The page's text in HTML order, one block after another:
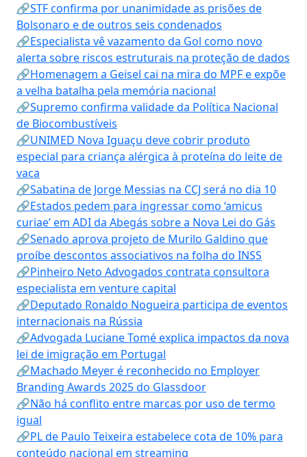
🔗STF confirma por unanimidade as prisões de
Bolsonaro e de outros seis condenados
🔗Especialista vê vazamento da Gol como novo
alerta sobre riscos estruturais na proteção de dados
🔗Homenagem a Geisel cai na mira do MPF e expõe
a velha batalha pela memória nacional
🔗Supremo confirma validade da Política Nacional
de Biocombustíveis
🔗UNIMED Nova Iguaçu deve cobrir produto
especial para criança alérgica à proteína do leite de
vaca
🔗Sabatina de Jorge Messias na CCJ será no dia 10
🔗Estados pedem para ingressar como ‘amicus
curiae’ em ADI da Abegás sobre a Nova Lei do Gás
🔗Senado aprova projeto de Murilo Galdino que
proíbe descontos associativos na folha do INSS
🔗Pinheiro Neto Advogados contrata consultora
especialista em venture capital
🔗Deputado Ronaldo Nogueira participa de eventos
internacionais na Rússia
🔗Advogada Luciane Tomé explica impactos da nova
lei de imigração em Portugal
🔗Machado Meyer é reconhecido no Employer
Branding Awards 2025 do Glassdoor
🔗Não há conflito entre marcas por uso de termo
igual
🔗PL de Paulo Teixeira estabelece cota de 10% para
conteúdo nacional em streaming